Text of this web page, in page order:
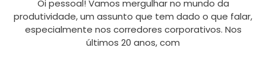
Oi pessoal! Vamos mergulhar no mundo da
produtividade, um assunto que tem dado o que falar,
especialmente nos corredores corporativos. Nos
últimos 20 anos, com